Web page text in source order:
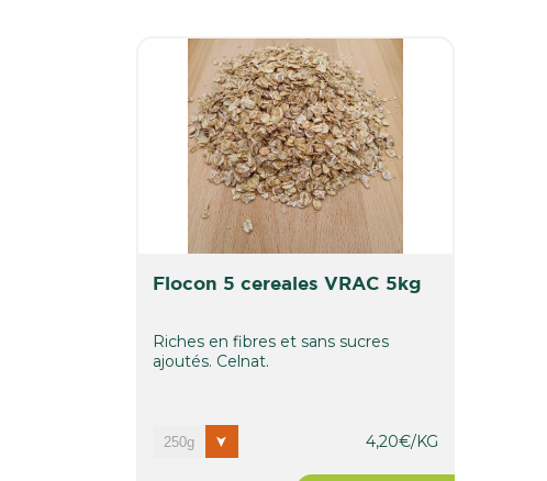
Epicerie Sucrée
Soin De La Personne
Vrac fruits secs et graines
flocon 5 cereales VRAC 5kg
Riches en fibres et sans sucres
ajoutés. Celnat.
4,20€/KG